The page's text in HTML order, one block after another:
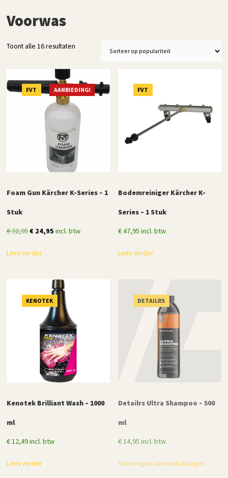
Voorwas
Toont alle 16 resultaten
AANBIEDING!
FVT
Foam Gun Kärcher K-Series – 1
Stuk
€32,95Oorspronkelijke
was:
€ 24,95 Huidige
incl. btw
Lees verder
FVT
Bodemreiniger Kärcher K-
Series – 1 Stuk
€47,95 incl. btw
Lees verder
KENOTEK
Kenotek Brilliant Wash – 1000
ml
€12,49incl. btw
Lees verder
DETAILRS
Detailrs Ultra Shampoo – 500
ml
€14,95 incl. btw
Toevoegen aan winkelwagen